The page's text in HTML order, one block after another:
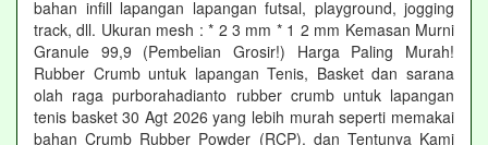
bahan infill lapangan lapangan futsal, playground, jogging
track, dll. Ukuran mesh : * 2 3 mm * 1 2 mm Kemasan Murni
Granule 99,9 (Pembelian Grosir!) Harga Paling Murah!
Rubber Crumb untuk lapangan Tenis, Basket dan sarana
olah raga purborahadianto rubber crumb untuk lapangan
tenis basket 30 Agt 2026 yang lebih murah seperti memakai
bahan Crumb Rubber Powder (RCP). dan Tentunya Kami